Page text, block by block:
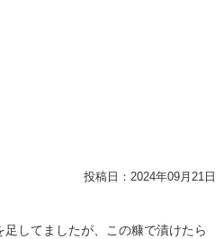
投稿日： 2024年09月21日
してましたが、この糠で漬けたら